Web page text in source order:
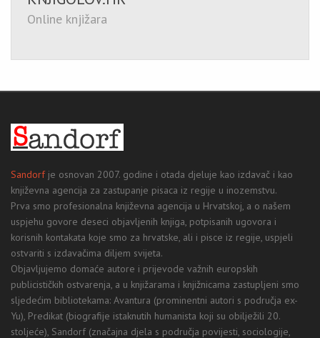
Online knjižara
Sandorfje osnovan 2007. godine i otada djeluje kao izdavač i kao
književna agencija za zastupanje pisaca iz regije u inozemstvu.
Prva smo profesionalna književna agencija u Hrvatskoj, a o našem
uspjehu govore deseci objavljenih knjiga, potpisanih ugovora i
korisnih kontakata koje smo za hrvatske, ali i pisce iz regije, uspjeli
ostvariti s izdavačima diljem svijeta.
Objavljujemo domaće autore i prijevode važnih europskih
publicističkih ostvarenja, a u knjižarama i knjižnicama zastupljeni smo
sljedećim bibliotekama: Avantura (prominentni autori s područja ex-
Yu), Predikat (biografije istaknutih humanista koji su obilježili 20.
stoljeće), Sandorf (značajna djela s područja povijesti, sociologije,